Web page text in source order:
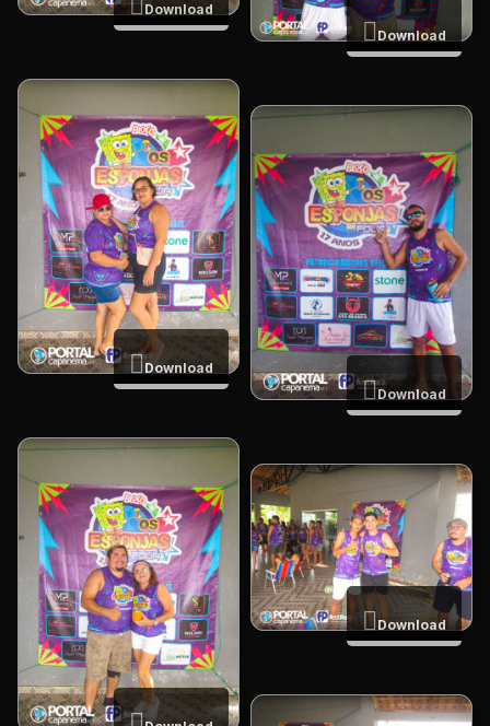
Download
Download
Download
Download
Download